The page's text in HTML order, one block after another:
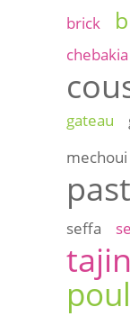
brick
chebakia
gateau
mechoui
seffa